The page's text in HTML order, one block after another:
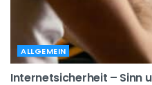
ALLGEMEIN
Internetsicherheit – Sinn